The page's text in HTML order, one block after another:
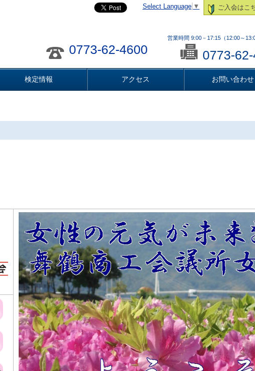
ご入会はこ
Select Language ▼
営業時間 9:00－17:15（12:00～
0773-62-4600 0773-
検定情報 アクセス お問い合わせ